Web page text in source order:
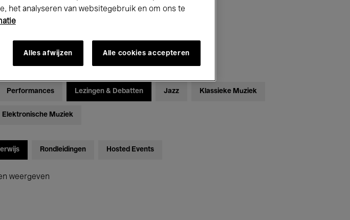
Performances Lezingen & Debatten Jazz Klassieke Muziek
Elektronische Muziek
Rondleidingen Hosted Events
weergeven
het analyseren van websitegebruik en om ons te
Alles afwijzen Alle cookies accepteren